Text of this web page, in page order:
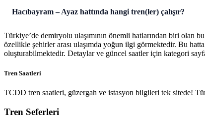
Hacıbayram – Ayaz hattında hangi tren(ler) çalışır?
Türkiye’de demiryolu ulaşımının önemli hatlarından biri olan
özellikle şehirler arası ulaşımda yoğun ilgi görmektedir. Bu
oluşturabilmektedir. Detaylar ve güncel saatler için kategori
Tren Saatleri
TCDD tren saatleri, güzergah ve istasyon bilgileri tek sitede!
Tren Seferleri